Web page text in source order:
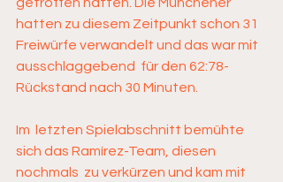
hatten zu diesem Zeitpunkt schon 31
Freiwürfe verwandelt und das war mit
ausschlaggebend  für den 62:78-
Rückstand nach 30 Minuten.
Im  letzten Spielabschnitt bemühte
sich das Ramírez-Team, diesen
nochmals  zu verkürzen und kam mit